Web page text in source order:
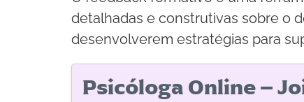
detalhadas e construtivas sobre o
desenvolverem estratégias para
Psicóloga Online –